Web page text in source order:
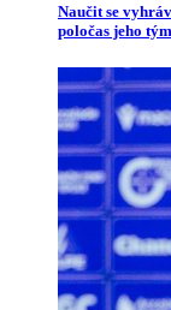
Naučit se
poločas jeho